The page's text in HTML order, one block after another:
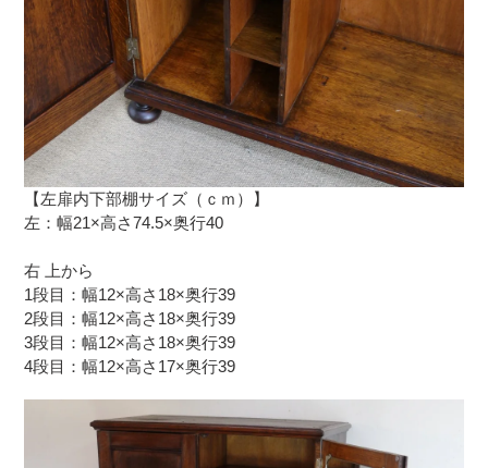
【左扉内下部棚サイズ（ｃｍ）】
左：幅21×高さ74.5×奥行40
右 上から
1段目：幅12×高さ18×奥行39
2段目： 幅12×高さ18×奥行39
3段目： 幅12×高さ18×奥行39
4段目： 幅12×高さ17×奥行39